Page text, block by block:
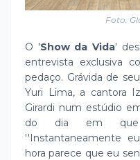
Foto:
O 'Show da Vida'
entrevista exclusiva
pedaço. Grávida de
Yuri Lima, a cantora
Girardi num estúdio
do dia em que
''Instantaneamente
hora parece que eu